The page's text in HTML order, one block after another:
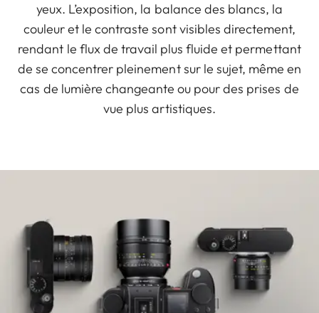
yeux. L’exposition, la balance des blancs, la
couleur et le contraste sont visibles directement,
rendant le flux de travail plus fluide et permettant
de se concentrer pleinement sur le sujet, même en
cas de lumière changeante ou pour des prises de
vue plus artistiques.